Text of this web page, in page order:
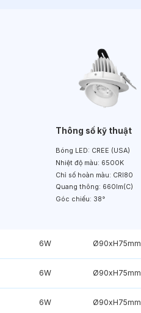
Thông số kỹ thuật
Bóng LED: CREE (USA)
Nhiệt độ màu: 6500K
Chỉ số hoàn màu: CRI80
Quang thông: 660lm(C)
Góc chiếu: 38°
6W Ø90xH75mm
6W Ø90xH75mm
6W Ø90xH75mm